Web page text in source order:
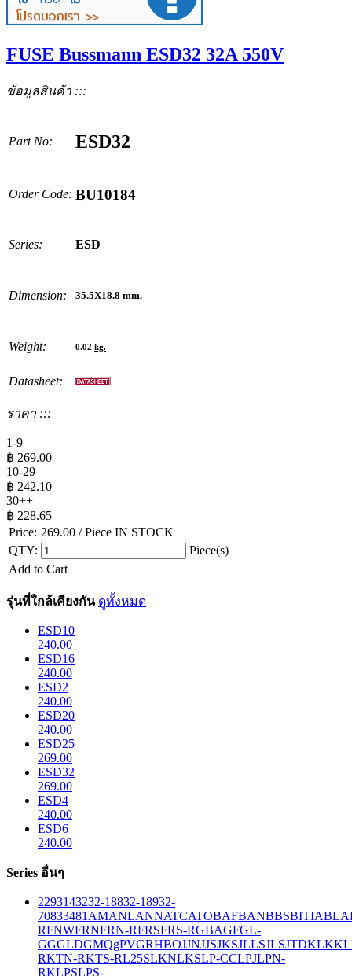
FUSE Bussmann ESD32 32A 550V
ข้อมูลสินค้า :::
Part No: ESD32
Order Code: BU10184
Series: ESD
Dimension: 35.5X18.8 mm.
Weight: 0.02 kg.
Datasheet:
ราคา :::
1-9
฿ 269.00
10-29
฿ 242.10
30++
฿ 228.65
Price: 269.00 / Piece IN STOCK
QTY:
Piece(s)
Add to Cart
รุ่นที่ใกล้เคียงกัน ดูทั้งหมด
ESD10
240.00
ESD16
240.00
ESD2
240.00
ESD20
240.00
ESD25
269.00
ESD32
269.00
ESD4
240.00
ESD6
240.00
Series อื่นๆ
2293143232-18832-18932-
70833481 AMANLANNATCATOBAFBANBBSBITIABLA
RFNWFRNFRN-RFRSFRS-RGBAGFGL-
GGGLDGMQgPVGRHBOJJNJJSJKSJLLSJLSJTDKLK
RKTN-RKTS-RL25SLKNLKSLP-CCLPJLPN-
RKLPSLPS-